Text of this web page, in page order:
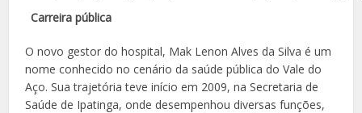
Carreira pública
O novo gestor do hospital, Mak Lenon Alves da Silva é um
nome conhecido no cenário da saúde pública do Vale do
Aço. Sua trajetória teve início em 2009, na Secretaria de
Saúde de Ipatinga, onde desempenhou diversas funções,